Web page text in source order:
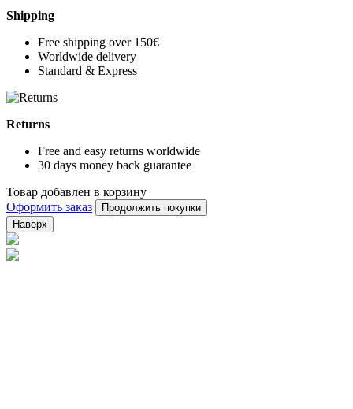
Shipping
Free shipping over 150€
Worldwide delivery
Standard & Express
Returns
Free and easy returns worldwide
30 days money back guarantee
Товар добавлен в корзину
Оформить заказ
Продолжить покупки
Наверх